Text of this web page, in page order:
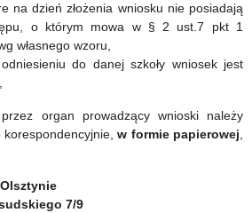
na dzień złożenia wniosku nie posiadają
o którym mowa w § 2 ust.7 pkt 1
własnego wzoru,
do danej szkoły wniosek jest
organ prowadzący wnioski należy
korespondencyjnie,w formie papierowej,
7/9